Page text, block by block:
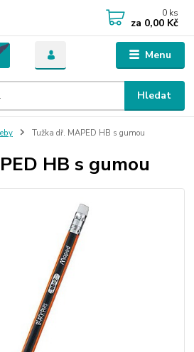
Menu
Hledat
0 ks
za 0,00 Kč
Tužka dř. MAPED HB s gumou
HB s gumou